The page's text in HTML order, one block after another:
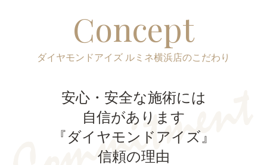
Concept
ダイヤモンドアイズ ルミネ横浜店のこだわり
安心・安全な施術には
自信があります
『ダイヤモンドアイズ』
信頼の理由